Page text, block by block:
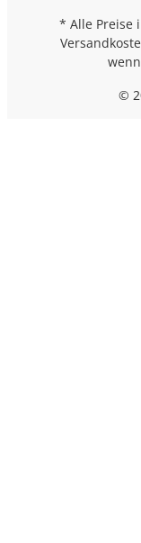
* Alle Preise
©